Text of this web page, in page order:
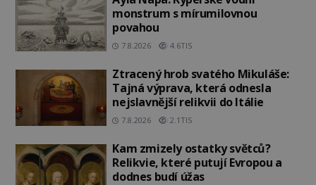
monstrum s mírumilovnou
povahou
7.8.2026 4.6TIS
Ztracený hrob svatého Mikuláše:
Tajná výprava, která odnesla
nejslavnější relikvii do Itálie
7.8.2026 2.1TIS
Kam zmizely ostatky světců?
Relikvie, které putují Evropou a
dodnes budí úžas